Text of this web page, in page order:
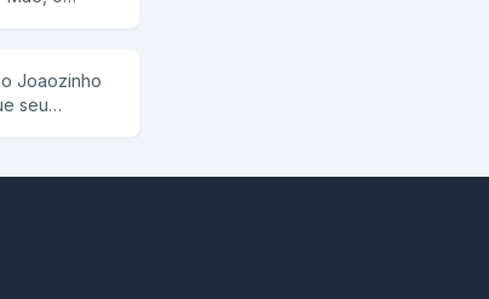
Joaozinho
seu
"coube",